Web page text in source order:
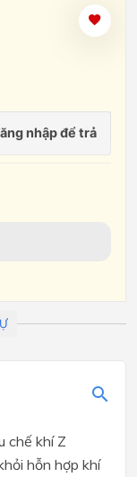
chế khí Z
hỗn hợp khí